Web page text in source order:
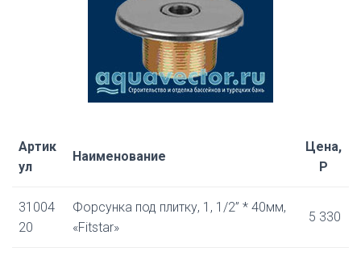
Артик
ул
Наименование
Цена,
Р
31004
20
Форсунка под плитку, 1, 1/2” * 40мм,
«Fitstar»
5 330